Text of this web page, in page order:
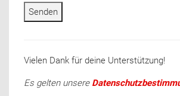
Senden
Vielen Dank für deine Unterstützung!
Es gelten unsere